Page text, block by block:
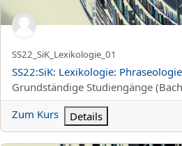
Kurzer Kursname
SS22_SiK_Lexikologie_01
Kursname
SS22:SiK: Lexikologie:
Kursbereich
Grundständige Studiengänge
Zum Kurs
Details